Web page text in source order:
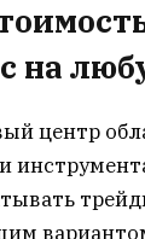
на
центр